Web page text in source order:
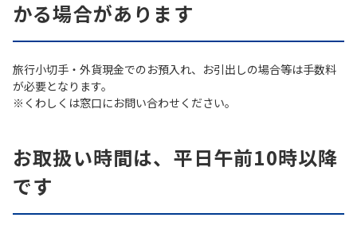
かる場合があります
旅行小切手・外貨現金でのお預入れ、お引出しの場合等は手数料
が必要となります。
※くわしくは窓口にお問い合わせください。
お取扱い時間は、平日午前10時以降
です